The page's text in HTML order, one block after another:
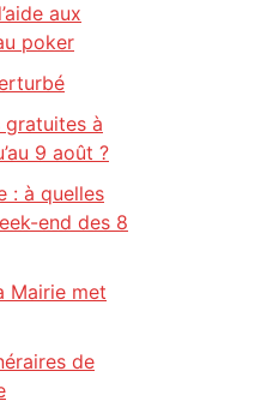
aux
poker
gratuites à
9 août ?
: à quelles
end des 8
Mairie met
de